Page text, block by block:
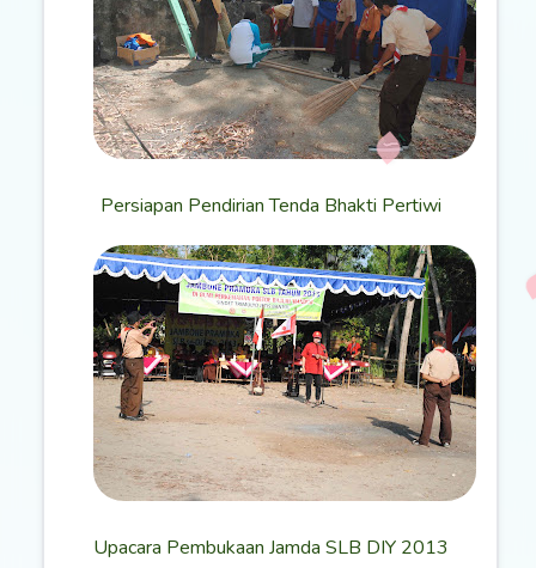
Persiapan Pendirian Tenda Bhakti Pertiwi
Upacara Pembukaan Jamda SLB DIY 2013